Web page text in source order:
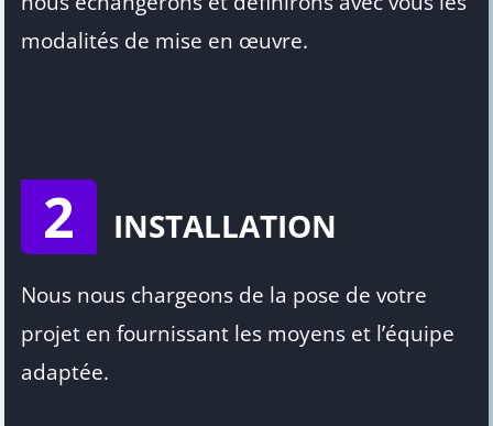
modalités de mise en œuvre.
2 INSTALLATION
Nous nous chargeons de la pose de votre
projet en fournissant les moyens et l’équipe
adaptée.